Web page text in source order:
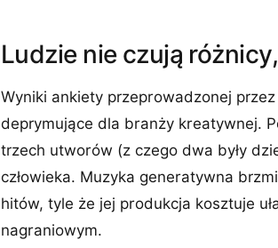
Ludzie nie czują
Wyniki ankiety przeprowadzonej
deprymujące dla branży kreatywnej.
trzech utworów (z czego dwa były
człowieka. Muzyka generatywna
hitów, tyle że jej produkcja kosztuje
nagraniowym.